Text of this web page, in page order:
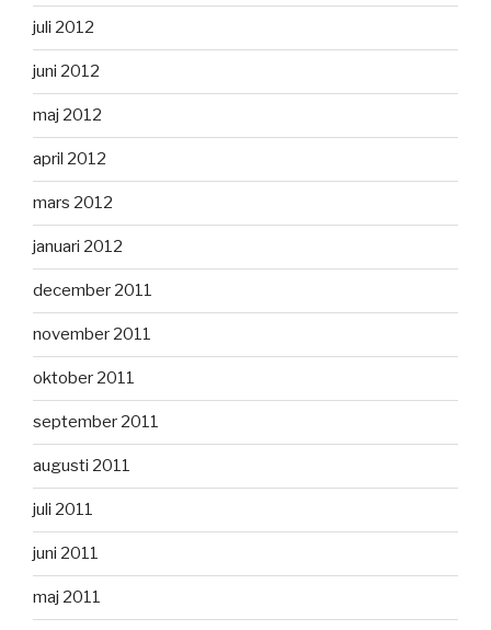
juli 2012
juni 2012
maj 2012
april 2012
mars 2012
januari 2012
december 2011
november 2011
oktober 2011
september 2011
augusti 2011
juli 2011
juni 2011
maj 2011